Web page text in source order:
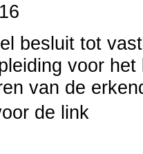
besluit tot
voor
van de
de link